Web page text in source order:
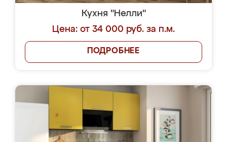
Кухня "Нелли"
Цена: от 34 000 руб. за п.м.
ПОДРОБНЕЕ